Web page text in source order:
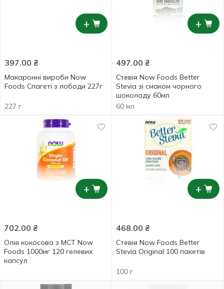
+
397.00 ₴
Макаронні вироби Now
Foods Спагеті з лободи 227г
227 г
+
497.00 ₴
Стевія Now Foods Better
Stevia зі смаком чорного
шоколаду 60мл
60 мл
+
702.00 ₴
Олія кокосова з MCT Now
Foods 1000мг 120 гелевих
капсул
+
468.00 ₴
Стевія Now Foods Better
Stevia Original 100 пакетів
100 г